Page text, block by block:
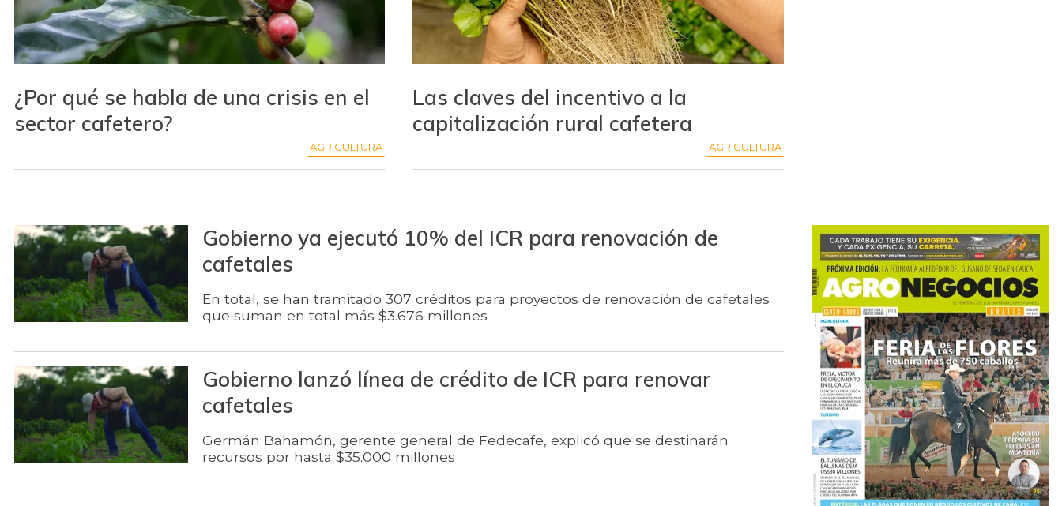
¿Por qué se habla de una crisis en el
sector cafetero?
AGRICULTURA
Las claves del incentivo a la
capitalización rural cafetera
AGRICULTURA
Gobierno ya ejecutó 10% del ICR para renovación de
cafetales
En total, se han tramitado 307 créditos para proyectos de renovación de cafetales
que suman en total más $3.676 millones
Gobierno lanzó línea de crédito de ICR para renovar
cafetales
Germán Bahamón, gerente general de Fedecafe, explicó que se destinarán
recursos por hasta $35.000 millones